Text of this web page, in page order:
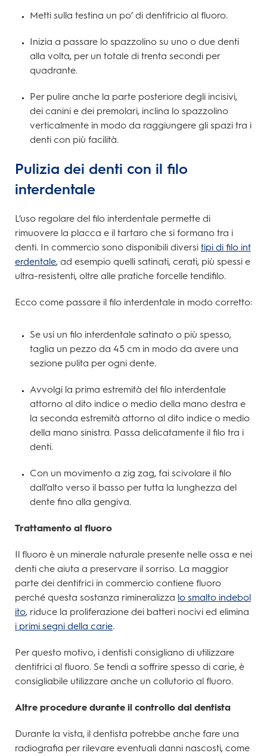
Metti sulla testina un po’ di dentifricio al fluoro.
Inizia a passare lo spazzolino su uno o due denti
alla volta, per un totale di trenta secondi per
quadrante.
Per pulire anche la parte posteriore degli incisivi,
dei canini e dei premolari, inclina lo spazzolino
verticalmente in modo da raggiungere gli spazi tra i
denti con più facilità.
Pulizia dei denti con il filo
interdentale
L’uso regolare del filo interdentale permette di
rimuovere la placca e il tartaro che si formano tra i
denti. In commercio sono disponibili diversi tipi di filo int
erdentale, ad esempio quelli satinati, cerati, più spessi e
ultra-resistenti, oltre alle pratiche forcelle tendifilo.
Ecco come passare il filo interdentale in modo corretto:
Se usi un filo interdentale satinato o più spesso,
taglia un pezzo da 45 cm in modo da avere una
sezione pulita per ogni dente.
Avvolgi la prima estremità del filo interdentale
attorno al dito indice o medio della mano destra e
la seconda estremità attorno al dito indice o medio
della mano sinistra. Passa delicatamente il filo tra i
denti.
Con un movimento a zig zag, fai scivolare il filo
dall’alto verso il basso per tutta la lunghezza del
dente fino alla gengiva.
Trattamento al fluoro
Il fluoro è un minerale naturale presente nelle ossa e nei
denti che aiuta a preservare il sorriso. La maggior
parte dei dentifrici in commercio contiene fluoro
perché questa sostanza rimineralizza lo smalto indebol
ito, riduce la proliferazione dei batteri nocivi ed elimina
i primi segni della carie.
Per questo motivo, i dentisti consigliano di utilizzare
dentifrici al fluoro. Se tendi a soffrire spesso di carie, è
consigliabile utilizzare anche un collutorio al fluoro.
Altre procedure durante il controllo dal dentista
Durante la vista, il dentista potrebbe anche fare una
radiografia per rilevare eventuali danni nascosti, come